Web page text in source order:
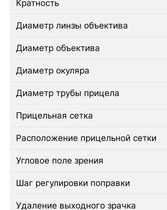
Кратность
Диаметр линзы объектива
Диаметр объектива
Диаметр окуляра
Диаметр трубы прицела
Прицельная сетка
Расположение прицельной сетки
Угловое поле зрения
Шаг регулировки поправки
Удаление выходного зрачка